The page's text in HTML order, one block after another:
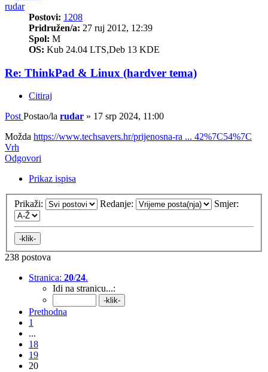
rudar
Postovi: 1208
Pridružen/a: 27 ruj 2012, 12:39
Spol: M
OS: Kub 24.04 LTS,Deb 13 KDE
Re: ThinkPad & Linux (hardver tema)
Citiraj
Post Postao/la rudar » 17 srp 2024, 11:00
Možda https://www.techsavers.hr/prijenosna-ra ... 42%7C54%7C
Vrh
Odgovori
Prikaz ispisa
Prikaži: Redanje: Smjer:
238 postova
Stranica: 20/24.
Idi na stranicu...:
Prethodna
1
...
18
19
20